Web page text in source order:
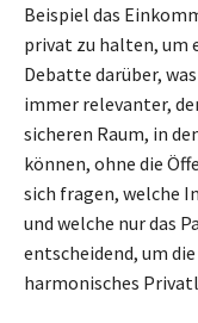
Beispiel das
privat zu halten, um
Debatte darüber,
immer relevanter,
sicheren Raum, in
können, ohne die
sich fragen, welche
und welche nur das
entscheidend, um
harmonisches